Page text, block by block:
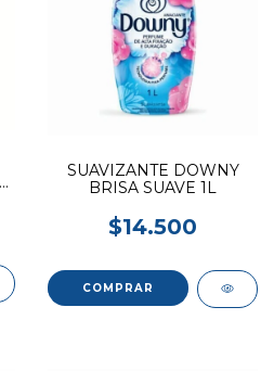
SUAVIZANTE DOWNY
BRISA SUAVE 1L
$14.500